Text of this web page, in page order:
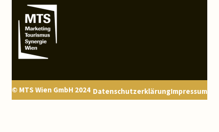
© MTS Wien GmbH 2024 DatenschutzerklärungImpressum